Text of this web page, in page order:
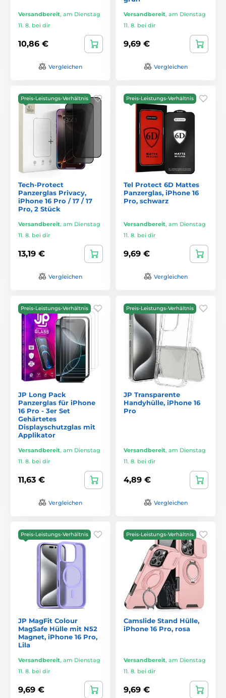
Versandbereit, am Dienstag
11. 8. bei dir
10,86 €
Vergleichen
Versandbereit, am Dienstag
11. 8. bei dir
9,69 €
Vergleichen
Preis-Leistungs-Verhältnis
Tech-Protect
Panzerglas Privacy,
iPhone 16 Pro / 17 / 17
Pro, 2 Stück
Versandbereit, am Dienstag
11. 8. bei dir
13,19 €
Vergleichen
Preis-Leistungs-Verhältnis
Tel Protect 6D Mattes
Panzerglas, iPhone 16
Pro, schwarz
Versandbereit, am Dienstag
11. 8. bei dir
9,69 €
Vergleichen
Preis-Leistungs-Verhältnis
JP Long Pack
Panzerglas für iPhone
16 Pro - 3er Set
Gehärtetes
Displayschutzglas mit
Applikator
Versandbereit, am Dienstag
11. 8. bei dir
11,63 €
Vergleichen
Preis-Leistungs-Verhältnis
JP Transparente
Handyhülle, iPhone 16
Pro
Versandbereit, am Dienstag
11. 8. bei dir
4,89 €
Vergleichen
Preis-Leistungs-Verhältnis
JP MagFit Colour
MagSafe Hülle mit N52
Magnet, iPhone 16 Pro,
Lila
Versandbereit, am Dienstag
11. 8. bei dir
9,69 €
Preis-Leistungs-Verhältnis
Camslide Stand Hülle,
iPhone 16 Pro, rosa
Versandbereit, am Dienstag
11. 8. bei dir
9,69 €